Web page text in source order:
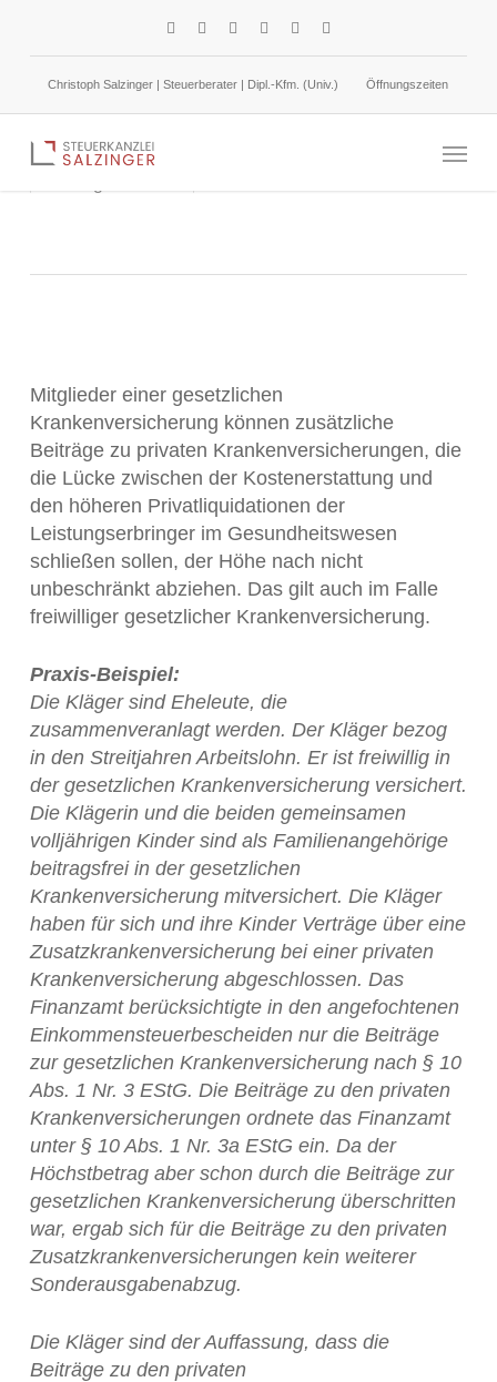
contentChristoph Salzinger | Steuerberater | Dipl.-Kfm. (Univ.) Öffnungszeiten
Menu
Basisversicherung
Mitglieder einer gesetzlichen
Krankenversicherung können zusätzliche
Beiträge zu privaten Krankenversicherungen, die
die Lücke zwischen der Kostenerstattung und
den höheren Privatliquidationen der
Leistungserbringer im Gesundheitswesen
schließen sollen, der Höhe nach nicht
unbeschränkt abziehen. Das gilt auch im Falle
freiwilliger gesetzlicher Krankenversicherung.
Praxis-Beispiel:
Die Kläger sind Eheleute, die
zusammenveranlagt werden. Der Kläger bezog
in den Streitjahren Arbeitslohn. Er ist freiwillig in
der gesetzlichen Krankenversicherung versichert.
Die Klägerin und die beiden gemeinsamen
volljährigen Kinder sind als Familienangehörige
beitragsfrei in der gesetzlichen
Krankenversicherung mitversichert. Die Kläger
haben für sich und ihre Kinder Verträge über eine
Zusatzkrankenversicherung bei einer privaten
Krankenversicherung abgeschlossen. Das
Finanzamt berücksichtigte in den angefochtenen
Einkommensteuerbescheiden nur die Beiträge
zur gesetzlichen Krankenversicherung nach § 10
Abs. 1 Nr. 3 EStG. Die Beiträge zu den privaten
Krankenversicherungen ordnete das Finanzamt
unter § 10 Abs. 1 Nr. 3a EStG ein. Da der
Höchstbetrag aber schon durch die Beiträge zur
gesetzlichen Krankenversicherung überschritten
war, ergab sich für die Beiträge zu den privaten
Zusatzkrankenversicherungen kein weiterer
Sonderausgabenabzug.
Die Kläger sind der Auffassung, dass die
Beiträge zu den privaten